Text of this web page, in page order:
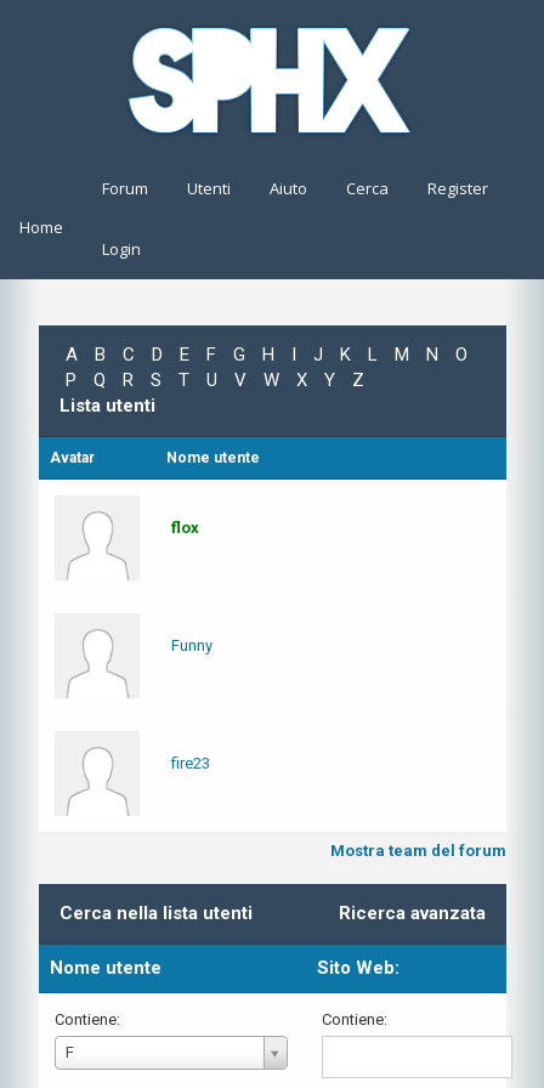
Home
Forum Utenti Aiuto Cerca Register
Login
A B C D E F G H I J K L M N
O
P
Q R S T U V W X Y
Z
Lista utenti
Avatar Nome utente
flox
Funny
fire23
Mostra team del forum
Ricerca avanzata
Cerca nella lista utenti
Nome utente Sito Web:
Contiene:
F
Nome
utente
Contiene: